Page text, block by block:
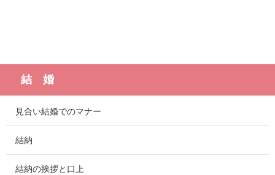
結 婚
見合い結婚でのマナー
結納
結納の挨拶と口上